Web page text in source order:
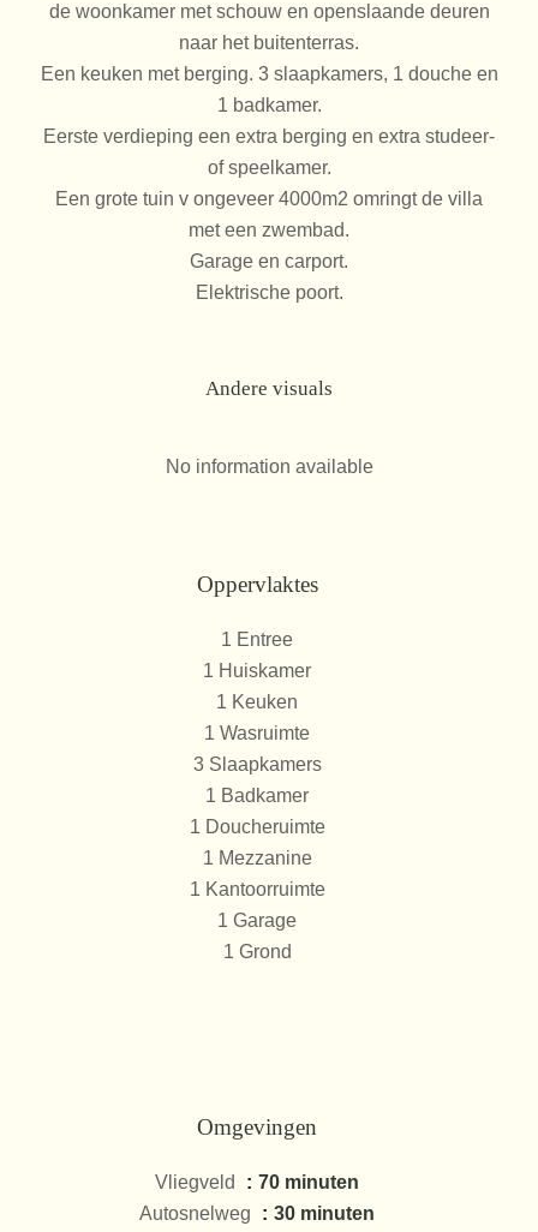
de woonkamer met schouw en openslaande deuren
naar het buitenterras.
Een keuken met berging. 3 slaapkamers, 1 douche en
1 badkamer.
Eerste verdieping een extra berging en extra studeer-
of speelkamer.
Een grote tuin v ongeveer 4000m2 omringt de villa
met een zwembad.
Garage en carport.
Elektrische poort.
Andere visuals
No information available
Oppervlaktes
1 Entree
1 Huiskamer
1 Keuken
1 Wasruimte
3 Slaapkamers
1 Badkamer
1 Doucheruimte
1 Mezzanine
1 Kantoorruimte
1 Garage
1 Grond
Omgevingen
Vliegveld
70 minuten
Autosnelweg
30 minuten